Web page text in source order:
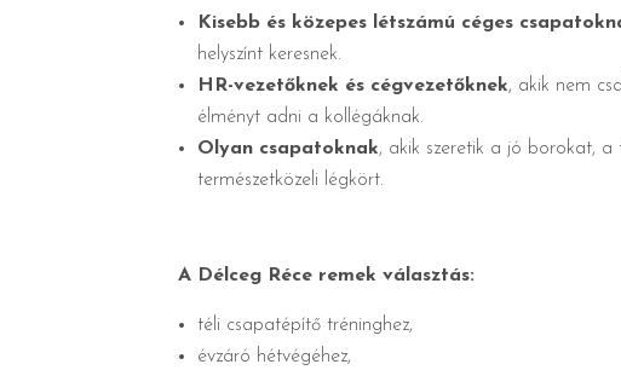
Kisebb és közepes létszámú céges
helyszínt keresnek.
HR-vezetőknek és cégvezetőknek, akik nem
élményt adni a kollégáknak.
Olyan csapatoknak, akik szeretik a jó borokat, a
természetközeli légkört.
A Délceg Réce remek választás:
téli csapatépítő tréninghez,
évzáró hétvégéhez,